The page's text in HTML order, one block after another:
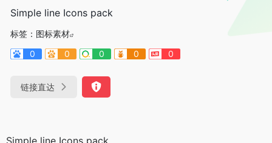
Simple line Icons pack
标签： 图标素材
0
0 0 0 0
链接直达
Simple line Icons pack